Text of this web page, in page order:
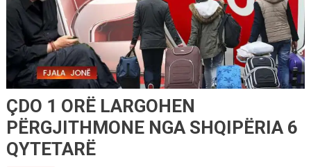
ÇDO 1 ORË LARGOHEN
PËRGJITHMONE NGA SHQIPËRIA 6
QYTETARË